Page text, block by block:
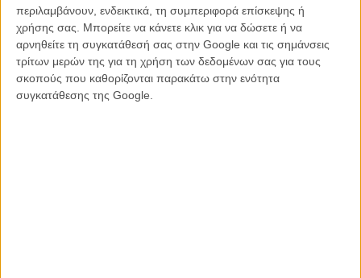
περιλαμβάνουν, ενδεικτικά, τη συμπεριφορά επίσκεψης ή
χρήσης σας. Μπορείτε να κάνετε κλικ για να δώσετε ή να
αρνηθείτε τη συγκατάθεσή σας στην Google και τις σημάνσεις
τρίτων μερών της για τη χρήση των δεδομένων σας για τους
σκοπούς που καθορίζονται παρακάτω στην ενότητα
συγκατάθεσης της Google.